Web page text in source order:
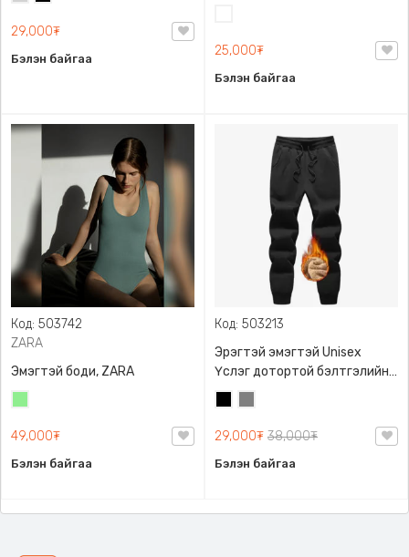
29,000₮
Бэлэн байгаа
25,000₮
Бэлэн байгаа
Код: 503742
ZARA
Эмэгтэй боди, ZARA
49,000₮
Бэлэн байгаа
Код: 503213
Эрэгтэй эмэгтэй Unisex
Үслэг дотортой бэлтгэлийн
өмд,
29,000₮ 38,000₮
Бэлэн байгаа